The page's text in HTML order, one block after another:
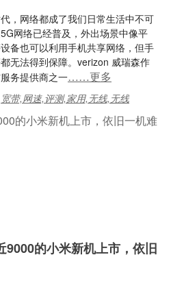
，网络都成了我们日常生活中不可
网络已经普及，外出场景中像平
备也可以利用手机共享网络，但手
无法得到保障。verizon 威瑞森作
务提供商之一……更多
宽带,网速,评测,家用,无线,无线
9000的小米新机上市，依旧